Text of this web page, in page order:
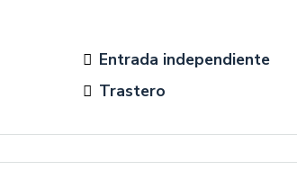
Entrada independiente
Trastero